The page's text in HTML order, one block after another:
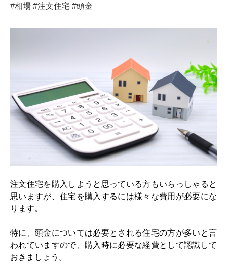
#相場 #注文住宅 #頭金
注文住宅を購入しようと思っている方もいらっしゃると
思いますが、住宅を購入するには様々な費用が必要にな
ります。
特に、頭金については必要とされる住宅の方が多いと言
われていますので、購入時に必要な経費として認識して
おきましょう。